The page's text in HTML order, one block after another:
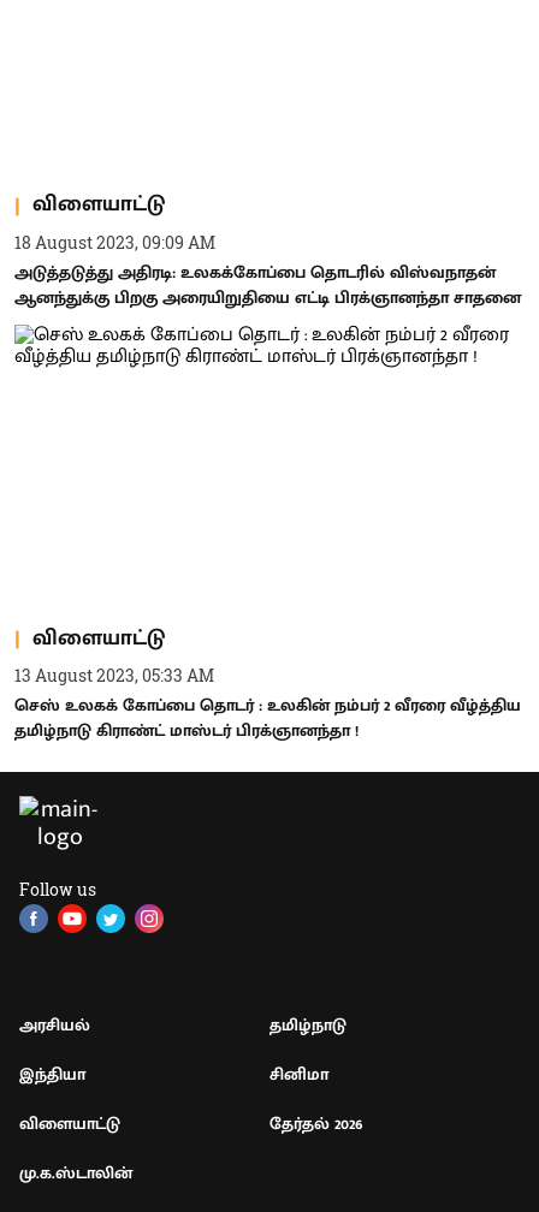
விளையாட்டு
18 August 2023, 09:09 AM
அடுத்தடுத்து அதிரடி: உலகக்கோப்பை தொடரில் விஸ்வநாதன்
ஆனந்துக்கு பிறகு அரையிறுதியை எட்டி பிரக்ஞானந்தா சாதனை
விளையாட்டு
13 August 2023, 05:33 AM
செஸ் உலகக் கோப்பை தொடர் : உலகின் நம்பர் 2 வீரரை வீழ்த்திய
தமிழ்நாடு கிராண்ட் மாஸ்டர் பிரக்ஞானந்தா !
Follow us
அரசியல்
தமிழ்நாடு
இந்தியா
சினிமா
விளையாட்டு
தேர்தல் 2026
மு.க.ஸ்டாலின்